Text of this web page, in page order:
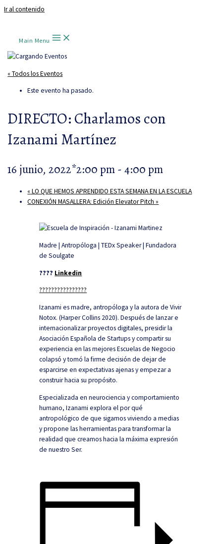
Ir al contenido
Main Menu
« Todos los Eventos
Este evento ha pasado.
DIRECTO: Charlamos con
Izanami Martínez
16 junio, 2022*2:00 pm-4:00 pm
«LO QUE HEMOS APRENDIDO ESTA SEMANA EN LA ESCUELA
CONEXIÓN MASALLERA: Edición Elevator Pitch»
Madre | Antropóloga | TEDx Speaker | Fundadora
de Soulgate
???? Linkedin
????????????????
Izanami es madre, antropóloga y la autora de Vivir
Notox. (Harper Collins 2020). Después de lanzar e
internacionalizar proyectos digitales, presidir la
Asociación Española de Startups y compartir su
experiencia en las mejores Escuelas de Negocio
colapsó y tomó la firme decisión de dejar de
esparcirse en expectativas ajenas y empezar a
construir hacia su propósito.
Especializada en neurociencia y comportamiento
humano, Izanami explora el por qué
antropológico de que sigamos viviendo a medias
y propone las herramientas para transformar la
realidad que creamos hacia la máxima expresión
de nuestro Ser.